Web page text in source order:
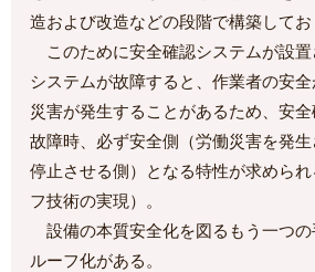
造および改造などの段階で構築してお
このために安全確認システムが設
システムが故障すると、作業者の安
災害が発生することがあるため、安全
故障時、必ず安全側（労働災害を発
停止させる側）となる特性が求めら
フ技術の実現）。
設備の本質安全化を図るもう一つ
ルーフ化がある。